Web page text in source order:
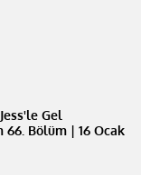
Gel
66. Bölüm | 16 Ocak